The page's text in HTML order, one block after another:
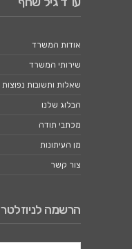
אודות המשרד
שירותי המשרד
שאלות ותשובות נפוצות
הבלוג שלנו
מכתבי תודה
מן העיתונות
צור קשר
הרשמה לניוזלטר